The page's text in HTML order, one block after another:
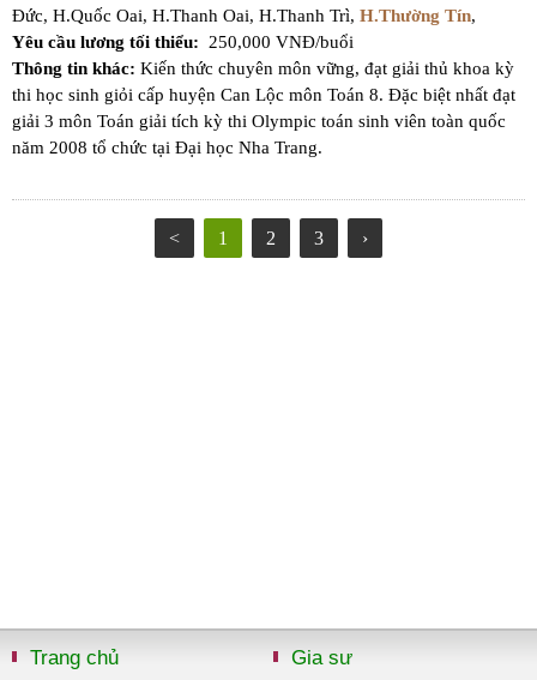
Đức, H.Quốc Oai, H.Thanh Oai, H.Thanh Trì, H.Thường Tín,
Yêu cầu lương tối thiểu:
250,000 VNĐ/buổi
Thông tin khác: Kiến thức chuyên môn vững, đạt giải thủ khoa kỳ
thi học sinh giỏi cấp huyện Can Lộc môn Toán 8. Đặc biệt nhất đạt
giải 3 môn Toán giải tích kỳ thi Olympic toán sinh viên toàn quốc
năm 2008 tổ chức tại Đại học Nha Trang.
< 1 2 3 ›
Trang chủ
Gia sư